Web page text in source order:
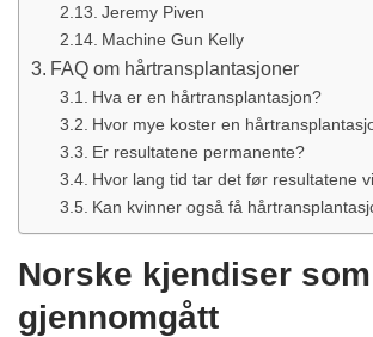
Jeremy Piven
Machine Gun Kelly
FAQ om hårtransplantasjoner
Hva er en hårtransplantasjon?
Hvor mye koster en
Er resultatene permanente?
Hvor lang tid tar det før resultatene
Kan kvinner også få
Norske kjendiser
gjennomgått